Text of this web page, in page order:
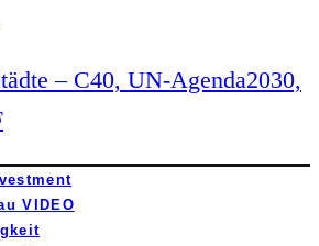
– C40, UN-Agenda2030,
VIDEO